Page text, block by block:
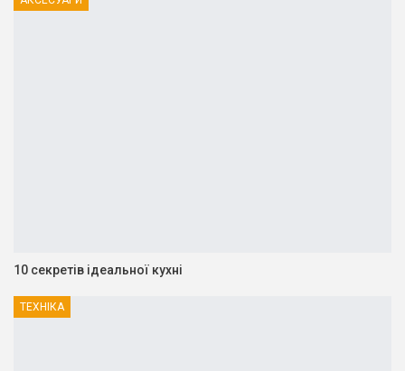
10 секретів ідеальної кухні
ТЕХНІКА